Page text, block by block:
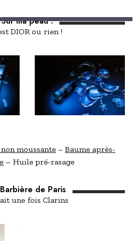
Sur ma peau :
DIOR ou rien !
moussante –Baume après-
– Huile pré-rasage
de Paris
une fois Clarins